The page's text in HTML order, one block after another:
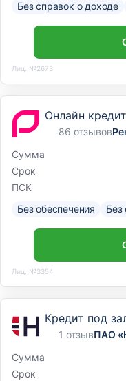
Без справок о доходе
Лиц. №2673
Онлайн кредит
86 отзывов
Сумма
Срок
ПСК
Без обеспечения Без
Лиц. №3354
Кредит под
1 отзывПАО
Сумма
Срок